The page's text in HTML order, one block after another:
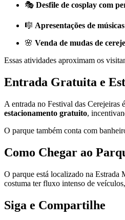
🎭 Desfile de cosplay com
🎼 Apresentações de
🌸 Venda de mudas de
Essas atividades aproximam os
Entrada Gratuita e
A entrada no Festival das Cerejeiras é
estacionamento gratuito,
O parque também conta com
Como Chegar ao
O parque está localizado na
costuma ter fluxo intenso de
Siga e Compartilhe